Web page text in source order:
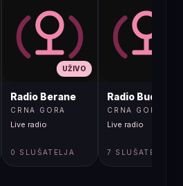
UŽIVO
Radio Berane
CRNA GORA
Live radio
0 SLUŠATELJA
Radio Budva
CRNA GORA
Live radio
7 SLUŠATELJA